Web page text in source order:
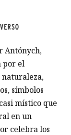
Antónych,
por el
naturaleza,
símbolos
místico que
en un
celebra los